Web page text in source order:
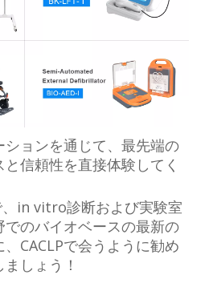
ョンを通じて、最先端の
信頼性を直接体験してく
in vitro診断および実験室
のバイオベースの最新の
CACLPで会うように勧め
しょう！